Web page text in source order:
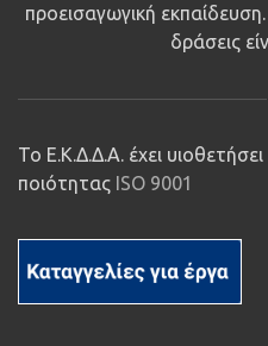
προεισαγωγική
δράσεις
Το Ε.Κ.Δ.Δ.Α. έχει
ποιότητας ISO 9001